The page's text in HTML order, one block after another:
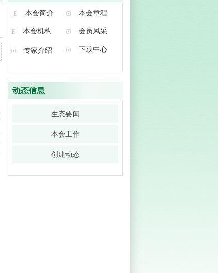
会员风采
专家介绍
本会章程
本会简介
本会机构
下载中心
生态要闻
本会工作
创建动态
动态信息